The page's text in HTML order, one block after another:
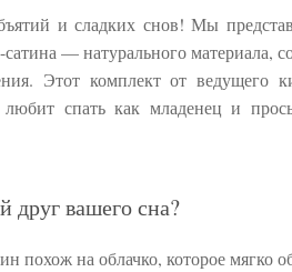
и сладких снов! Мы
— натурального материала,
Этот комплект от ведущего
спать как младенец и
вашего сна?
похож на облачко, которое мягко